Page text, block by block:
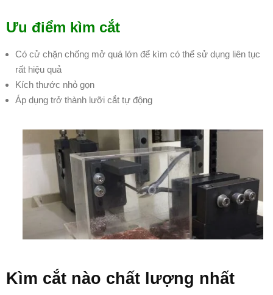
Ưu điểm kìm cắt
Có cử chặn chống mở quá lớn để kìm có thể sử dụng liên tục
rất hiệu quả
Kích thước nhỏ gọn
Áp dụng trở thành lưỡi cắt tự động
Kìm cắt nào chất lượng nhất